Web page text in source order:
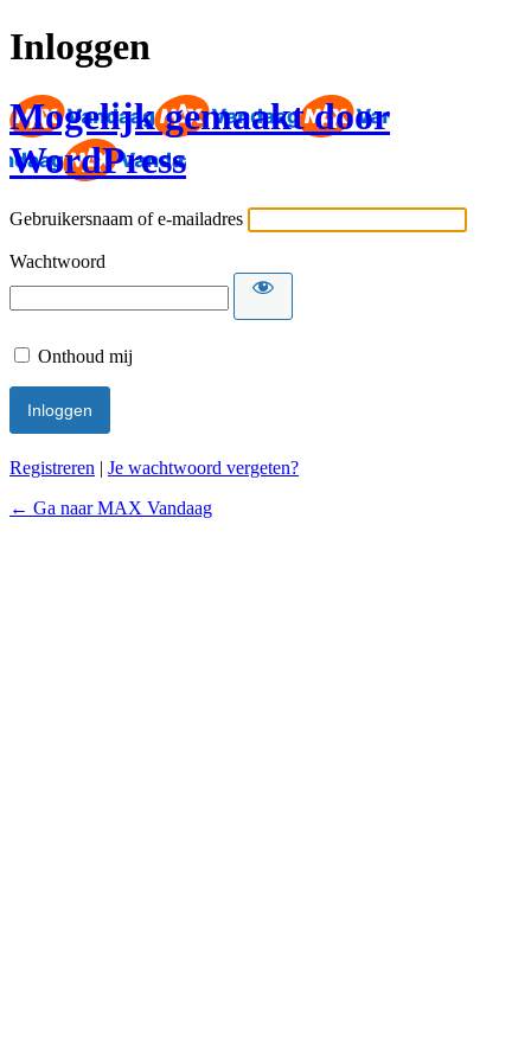
Inloggen
Mogelijk gemaakt door
WordPress
Gebruikersnaam of e-mailadres
Wachtwoord
Onthoud mij
Registreren | Je wachtwoord vergeten?
← Ga naar MAX Vandaag